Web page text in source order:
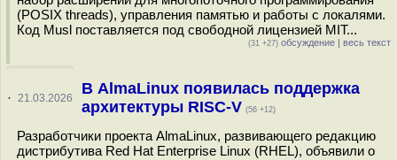
(POSIX threads), управления памятью и работы с локалями.
Код Musl поставляется под свободной лицензией MIT...
(31 +27) обсуждение | весь текст
· 21.03.2026
В AlmaLinux появилась поддержка
архитектуры RISC-V (56 +12)
Разработчики проекта AlmaLinux, развивающего редакцию
дистрибутива Red Hat Enterprise Linux (RHEL), объявили о